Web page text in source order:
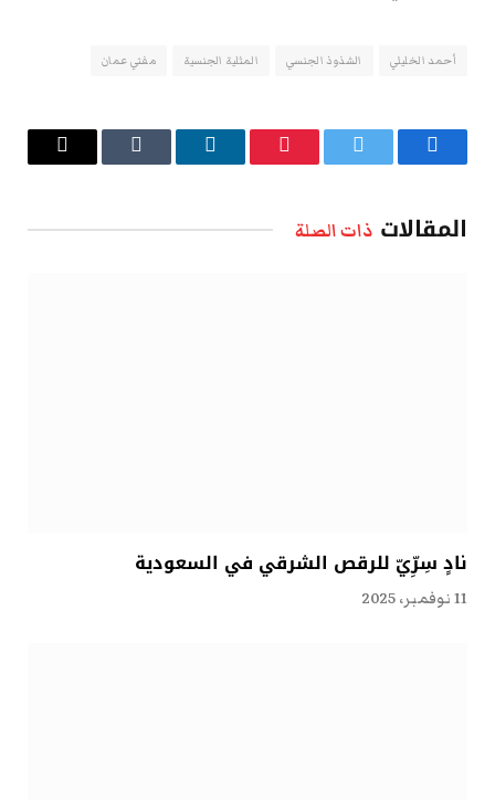
أحمد الخليلي الشذوذ الجنسي المثلية الجنسية مفتي عمان
فيسبوك تويتر بينتيريستلينكدإن Tumblr
البريد
المقالات ذات الصلة
نادٍ سِرِّيّ للرقص الشرقي في السعودية
11 نوفمبر، 2025